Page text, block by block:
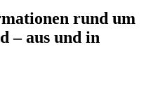
rund um
– aus und in